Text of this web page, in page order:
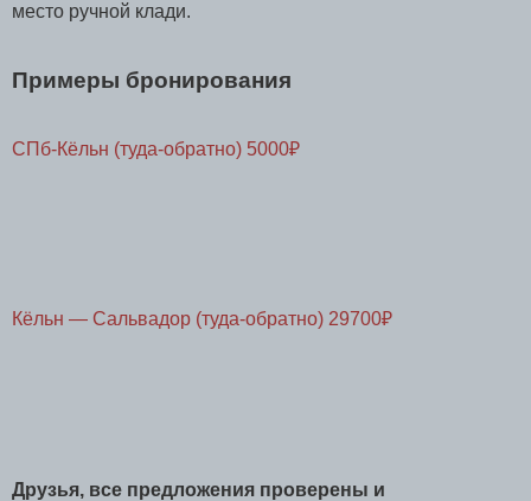
место ручной клади.
Примеры бронирования
СПб-Кёльн (туда-обратно) 5000₽
Кёльн — Сальвадор (туда-обратно) 29700₽
Друзья, все предложения проверены и